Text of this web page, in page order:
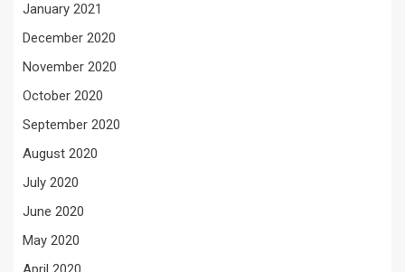
January 2021
December 2020
November 2020
October 2020
September 2020
August 2020
July 2020
June 2020
May 2020